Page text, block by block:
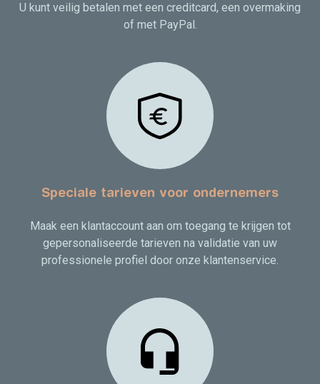
U kunt veilig betalen met een creditcard, een overmaking
of met PayPal.
Speciale tarieven voor ondernemers
Maak een klantaccount aan om toegang te krijgen tot
gepersonaliseerde tarieven na validatie van uw
professionele profiel door onze klantenservice.